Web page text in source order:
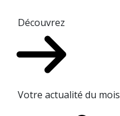
Découvrez
Votre actualité du mois